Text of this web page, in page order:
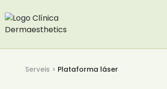
Serveis > Plataforma láser